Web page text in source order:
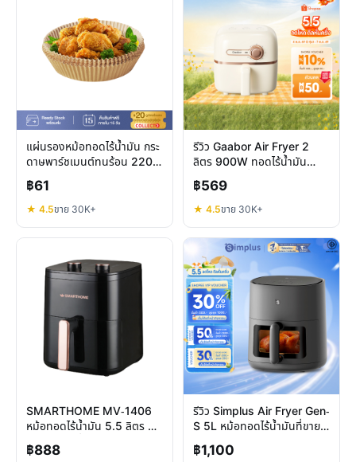
แผ่นรองหม้อทอดไร้น้ำมัน กระ
ดาษพาร์ชเมนต์ทนร้อน 220
องศา คุ้มไหม
฿61
★ 4.5ขาย 30K+
รีวิว Gaabor Air Fryer 2
ลิตร 900W ทอดไร้น้ำมัน
ประหยัดพื้นที่จริงไหม
฿569
★ 4.5ขาย 30K+
SMARTHOME MV-1406
หม้อทอดไร้น้ำมัน 5.5 ลิตร คุ้ม
ไหมในราคาต่ำกว่าพัน
฿888
รีวิว Simplus Air Fryer Gen-
S 5L หม้อทอดไร้น้ำมันที่ขายดี
กว่า 20,000 ชิ้น
฿1,100